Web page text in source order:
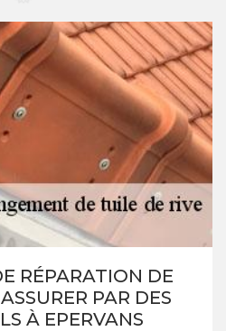
RÉPARATION DE
PAR DES
À EPERVANS